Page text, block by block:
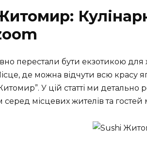
перестали бути екзотикою для
де можна відчути всю красу
У цій статті ми детально
місцевих жителів та гостей